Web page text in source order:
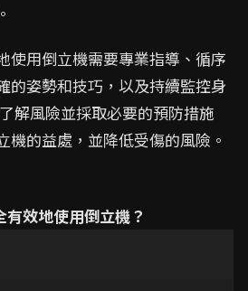
使用倒立機需要專業指導、循序
的姿勢和技巧，以及持續監控身
解風險並採取必要的預防措施
機的益處，並降低受傷的風險。
有效地使用倒立機？